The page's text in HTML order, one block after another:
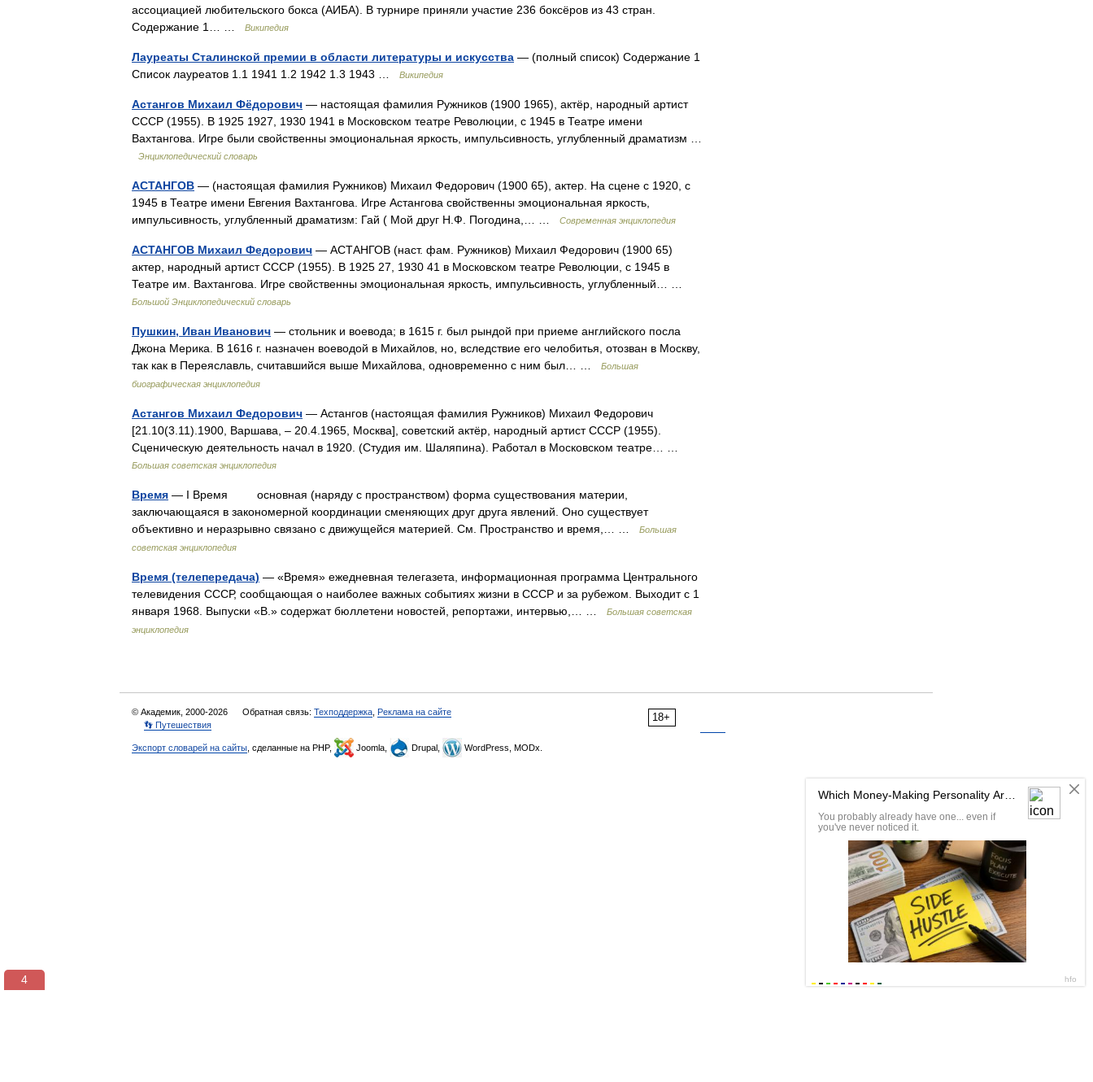
ассоциацией любительского бокса (АИБА). В турнире приняли участие 236 боксёров из 43 стран.
Содержание 1… …
Википедия
Лауреаты Сталинской премии в области литературы и искусства — (полный список) Содержание 1
Список лауреатов 1.1 1941 1.2 1942 1.3 1943 …
Википедия
Астангов Михаил Фёдорович — настоящая фамилия Ружников (1900 1965), актёр, народный артист
СССР (1955). В 1925 1927, 1930 1941 в Московском театре Революции, с 1945 в Театре имени
Вахтангова. Игре были свойственны эмоциональная яркость, импульсивность, углубленный драматизм …
Энциклопедический словарь
АСТАНГОВ — (настоящая фамилия Ружников) Михаил Федорович (1900 65), актер. На сцене с 1920, с
1945 в Театре имени Евгения Вахтангова. Игре Астангова свойственны эмоциональная яркость,
импульсивность, углубленный драматизм: Гай ( Мой друг Н.Ф. Погодина,… …
Современная энциклопедия
АСТАНГОВ Михаил Федорович — АСТАНГОВ (наст. фам. Ружников) Михаил Федорович (1900 65)
актер, народный артист СССР (1955). В 1925 27, 1930 41 в Московском театре Революции, с 1945 в
Театре им. Вахтангова. Игре свойственны эмоциональная яркость, импульсивность, углубленный… …
Большой Энциклопедический словарь
Пушкин, Иван Иванович — стольник и воевода; в 1615 г. был рындой при приеме английского посла
Джона Мерика. В 1616 г. назначен воеводой в Михайлов, но, вследствие его челобитья, отозван в Москву,
так как в Переяславль, считавшийся выше Михайлова, одновременно с ним был… …
Большая
биографическая энциклопедия
Астангов Михаил Федорович — Астангов (настоящая фамилия Ружников) Михаил Федорович
[21.10(3.11).1900, Варшава, ‒ 20.4.1965, Москва], советский актёр, народный артист СССР (1955).
Сценическую деятельность начал в 1920. (Студия им. Шаляпина). Работал в Московском театре… …
Большая советская энциклопедия
Время — I Время основная (наряду с пространством) форма существования материи,
заключающаяся в закономерной координации сменяющих друг друга явлений. Оно существует
объективно и неразрывно связано с движущейся материей. См. Пространство и время,… …
Большая
советская энциклопедия
Время (телепередача) — «Время» ежедневная телегазета, информационная программа Центрального
телевидения СССР, сообщающая о наиболее важных событиях жизни в СССР и за рубежом. Выходит с 1
января 1968. Выпуски «В.» содержат бюллетени новостей, репортажи, интервью,… …
Большая советская
энциклопедия
18+
© Академик, 2000-2026 Обратная связь: Техподдержка Реклама на сайте
👣 Путешествия
Экспорт словарей на сайты , сделанные на PHP, Joomla, Drupal, WordPress, MODx.
3